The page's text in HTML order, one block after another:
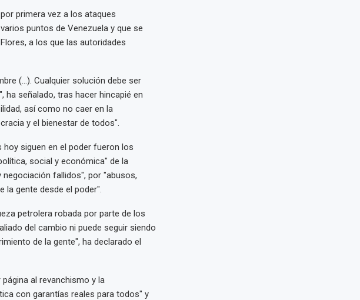
primera vez a los ataques
puntos de Venezuela y que se
a los que las autoridades
(...). Cualquier solución debe ser
ha señalado, tras hacer hincapié en
así como no caer en la
y el bienestar de todos".
hoy siguen en el poder fueron los
social y económica" de la
fallidos", por "abusos,
la gente desde el poder".
petrolera robada por parte de los
del cambio ni puede seguir siendo
de la gente", ha declarado el
al revanchismo y la
con garantías reales para todos" y